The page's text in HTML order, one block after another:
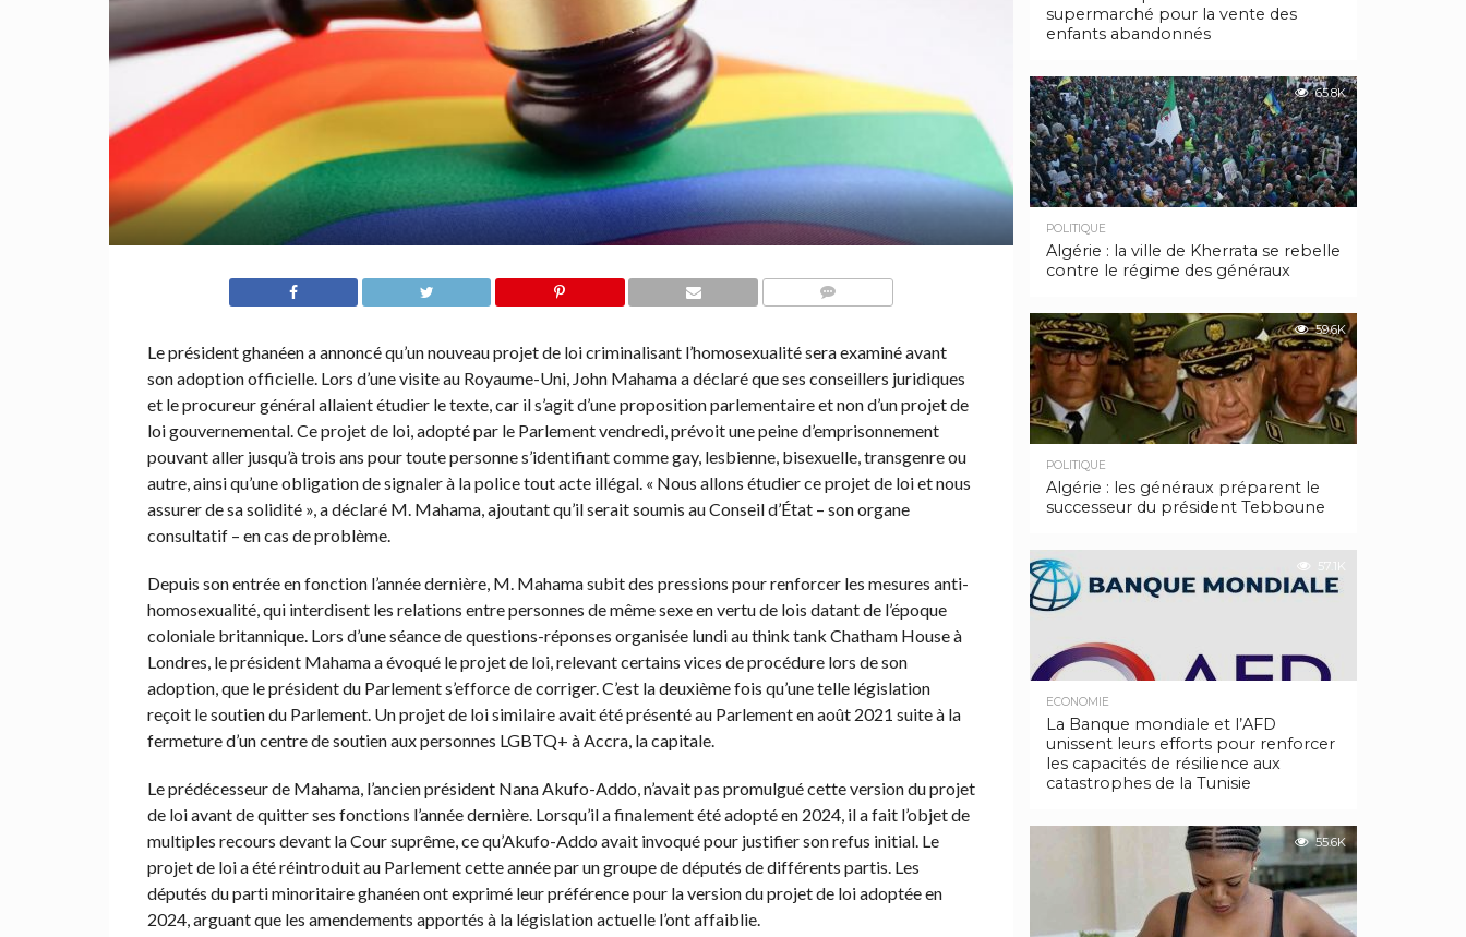
Le président ghanéen a annoncé qu’un nouveau projet de loi criminalisant l’homosexualité sera examiné avant
son adoption officielle. Lors d’une visite au Royaume-Uni, John Mahama a déclaré que ses conseillers juridiques
et le procureur général allaient étudier le texte, car il s’agit d’une proposition parlementaire et non d’un projet de
loi gouvernemental. Ce projet de loi, adopté par le Parlement vendredi, prévoit une peine d’emprisonnement
pouvant aller jusqu’à trois ans pour toute personne s’identifiant comme gay, lesbienne, bisexuelle, transgenre ou
autre, ainsi qu’une obligation de signaler à la police tout acte illégal. « Nous allons étudier ce projet de loi et nous
assurer de sa solidité », a déclaré M. Mahama, ajoutant qu’il serait soumis au Conseil d’État – son organe
consultatif – en cas de problème.
Depuis son entrée en fonction l’année dernière, M. Mahama subit des pressions pour renforcer les mesures anti-
homosexualité, qui interdisent les relations entre personnes de même sexe en vertu de lois datant de l’époque
coloniale britannique. Lors d’une séance de questions-réponses organisée lundi au think tank Chatham House à
Londres, le président Mahama a évoqué le projet de loi, relevant certains vices de procédure lors de son
adoption, que le président du Parlement s’efforce de corriger. C’est la deuxième fois qu’une telle législation
reçoit le soutien du Parlement. Un projet de loi similaire avait été présenté au Parlement en août 2021 suite à la
fermeture d’un centre de soutien aux personnes LGBTQ+ à Accra, la capitale.
Le prédécesseur de Mahama, l’ancien président Nana Akufo-Addo, n’avait pas promulgué cette version du projet
de loi avant de quitter ses fonctions l’année dernière. Lorsqu’il a finalement été adopté en 2024, il a fait l’objet de
multiples recours devant la Cour suprême, ce qu’Akufo-Addo avait invoqué pour justifier son refus initial. Le
projet de loi a été réintroduit au Parlement cette année par un groupe de députés de différents partis. Les
députés du parti minoritaire ghanéen ont exprimé leur préférence pour la version du projet de loi adoptée en
2024, arguant que les amendements apportés à la législation actuelle l’ont affaiblie.
supermarché pour la vente des
enfants abandonnés
65.8K
POLITIQUE
Algérie : la ville de Kherrata se rebelle
contre le régime des généraux
59.6K
POLITIQUE
Algérie : les généraux préparent le
successeur du président Tebboune
57.1K
ECONOMIE
La Banque mondiale et l’AFD
unissent leurs efforts pour renforcer
les capacités de résilience aux
catastrophes de la Tunisie
55.6K